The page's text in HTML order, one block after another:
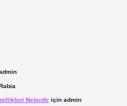
Nelerdiriçin admin